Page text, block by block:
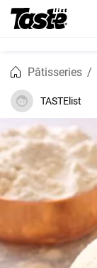
Pâtisseries
TASTElist